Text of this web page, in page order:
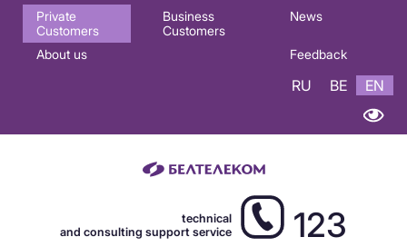
Основная
навигация
Private
Customers
Business
Customers
News
About us Feedback
RU BE EN
technical
and consulting support service
123